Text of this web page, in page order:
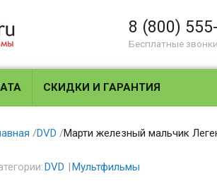
8 (800)
Бесплатные
СКИДКИ И ГАРАНТИЯ
/DVD /Марти железный мальчик
DVD Мультфильмы